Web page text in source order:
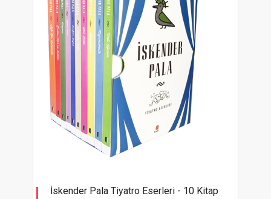
İskender Pala Tiyatro Eserleri - 10 Kitap